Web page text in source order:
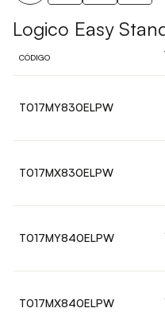
Logico Easy
CÓDIGO
T017MY830ELPW
T017MX830ELPW
T017MY840ELPW
T017MX840ELPW